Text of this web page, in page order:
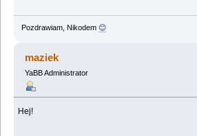
Pozdrawiam, Nikodem 😊
maziek
YaBB Administrator
Hej!